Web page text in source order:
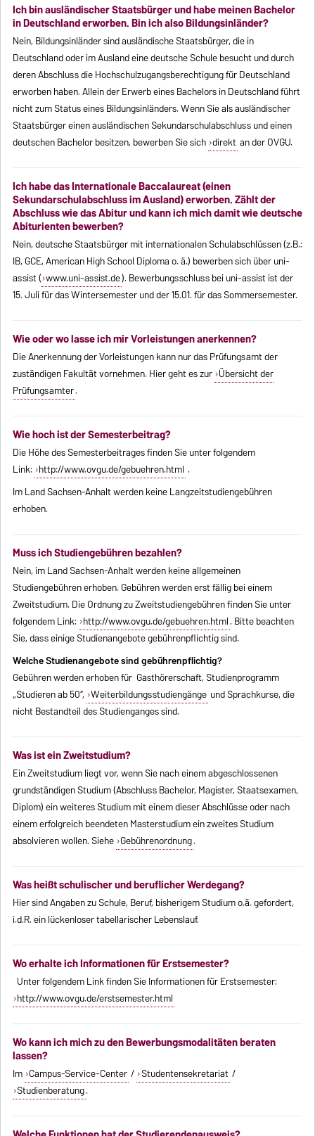
Ich bin ausländischer Staatsbürger und habe meinen Bachelor
in Deutschland erworben. Bin ich also Bildungsinländer?
Nein, Bildungsinländer sind ausländische Staatsbürger, die in
Deutschland oder im Ausland eine deutsche Schule besucht und durch
deren Abschluss die Hochschulzugangsberechtigung für Deutschland
erworben haben. Allein der Erwerb eines Bachelors in Deutschland führt
nicht zum Status eines Bildungsinländers. Wenn Sie als ausländischer
Staatsbürger einen ausländischen Sekundarschulabschluss und einen
deutschen Bachelor besitzen, bewerben Sie sich direkt an der OVGU.
Ich habe das Internationale Baccalaureat (einen
Sekundarschulabschluss im Ausland) erworben. Zählt der
Abschluss wie das Abitur und kann ich mich damit wie deutsche
Abiturienten bewerben?
Nein, deutsche Staatsbürger mit internationalen Schulabschlüssen (z.B.:
IB, GCE, American High School Diploma o. ä.) bewerben sich über uni-
assist ( www.uni-assist.de). Bewerbungsschluss bei uni-assist ist der
15. Juli für das Wintersemester und der 15.01. für das Sommersemester.
Wie oder wo lasse ich mir Vorleistungen anerkennen?
Die Anerkennung der Vorleistungen kann nur das Prüfungsamt der
zuständigen Fakultät vornehmen. Hier geht es zur Übersicht der
Prüfungsamter.
Wie hoch ist der Semesterbeitrag?
Die Höhe des Semesterbeitrages finden Sie unter folgendem
Link: http://www.ovgu.de/gebuehren.html .
Im Land Sachsen-Anhalt werden keine Langzeitstudiengebühren
erhoben.
Muss ich Studiengebühren bezahlen?
Nein, im Land Sachsen-Anhalt werden keine allgemeinen
Studiengebühren erhoben. Gebühren werden erst fällig bei einem
Zweitstudium. Die Ordnung zu Zweitstudiengebühren finden Sie unter
folgendem Link: http://www.ovgu.de/gebuehren.html. Bitte beachten
Sie, dass einige Studienangebote gebührenpflichtig sind.
Welche Studienangebote sind gebührenpflichtig?
Gebühren werden erhoben für Gasthörerschaft, Studienprogramm
„Studieren ab 50“, Weiterbildungsstudiengänge und Sprachkurse, die
nicht Bestandteil des Studienganges sind.
Was ist ein Zweitstudium?
Ein Zweitstudium liegt vor, wenn Sie nach einem abgeschlossenen
grundständigen Studium (Abschluss Bachelor, Magister, Staatsexamen,
Diplom) ein weiteres Studium mit einem dieser Abschlüsse oder nach
einem erfolgreich beendeten Masterstudium ein zweites Studium
absolvieren wollen. Siehe Gebührenordnung.
Was heißt schulischer und beruflicher Werdegang?
Hier sind Angaben zu Schule, Beruf, bisherigem Studium o.ä. gefordert,
i.d.R. ein lückenloser tabellarischer Lebenslauf.
Wo erhalte ich Informationen für Erstsemester?
Unter folgendem Link finden Sie Informationen für Erstsemester:
http://www.ovgu.de/erstsemester.html
Wo kann ich mich zu den Bewerbungsmodalitäten beraten
lassen?
Im Campus-Service-Center / Studentensekretariat /
Studienberatung.